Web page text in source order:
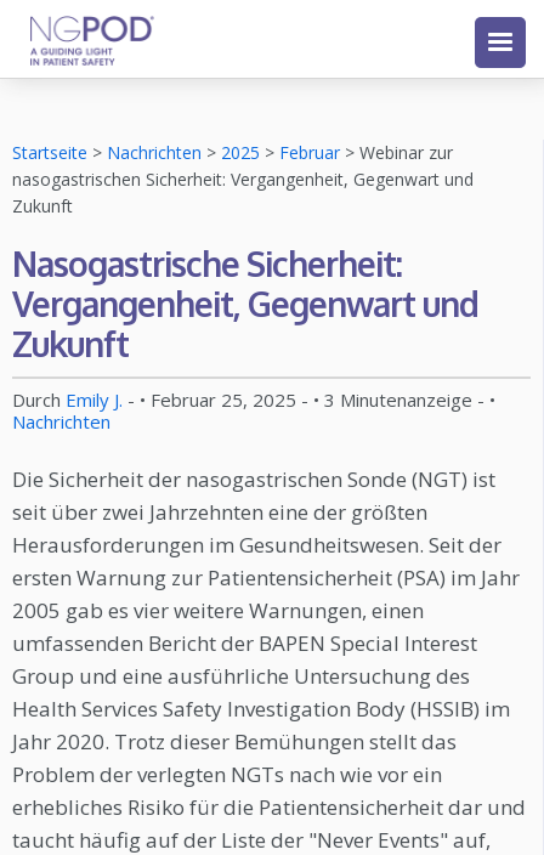
Startseite > Nachrichten > 2025 > Februar > Webinar zur
nasogastrischen Sicherheit: Vergangenheit, Gegenwart und
Zukunft
Nasogastrische Sicherheit:
Vergangenheit, Gegenwart und
Zukunft
Durch Emily J. - • Februar 25, 2025 - • 3 Minutenanzeige - •
Nachrichten
Die Sicherheit der nasogastrischen Sonde (NGT) ist
seit über zwei Jahrzehnten eine der größten
Herausforderungen im Gesundheitswesen. Seit der
ersten Warnung zur Patientensicherheit (PSA) im Jahr
2005 gab es vier weitere Warnungen, einen
umfassenden Bericht der BAPEN Special Interest
Group und eine ausführliche Untersuchung des
Health Services Safety Investigation Body (HSSIB) im
Jahr 2020. Trotz dieser Bemühungen stellt das
Problem der verlegten NGTs nach wie vor ein
erhebliches Risiko für die Patientensicherheit dar und
taucht häufig auf der Liste der "Never Events" auf,